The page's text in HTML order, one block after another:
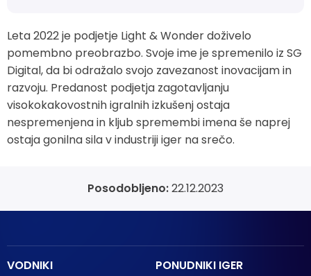
Leta 2022 je podjetje Light & Wonder doživelo
pomembno preobrazbo. Svoje ime je spremenilo iz SG
Digital, da bi odražalo svojo zavezanost inovacijam in
razvoju. Predanost podjetja zagotavljanju
visokokakovostnih igralnih izkušenj ostaja
nespremenjena in kljub spremembi imena še naprej
ostaja gonilna sila v industriji iger na srečo.
Posodobljeno:22.12.2023
VODNIKI PONUDNIKI IGER